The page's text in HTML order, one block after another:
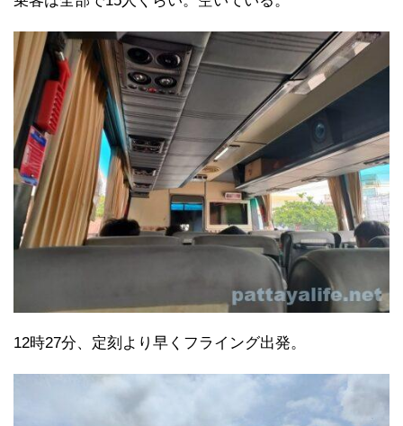
12時27分、定刻より早くフライング出発。